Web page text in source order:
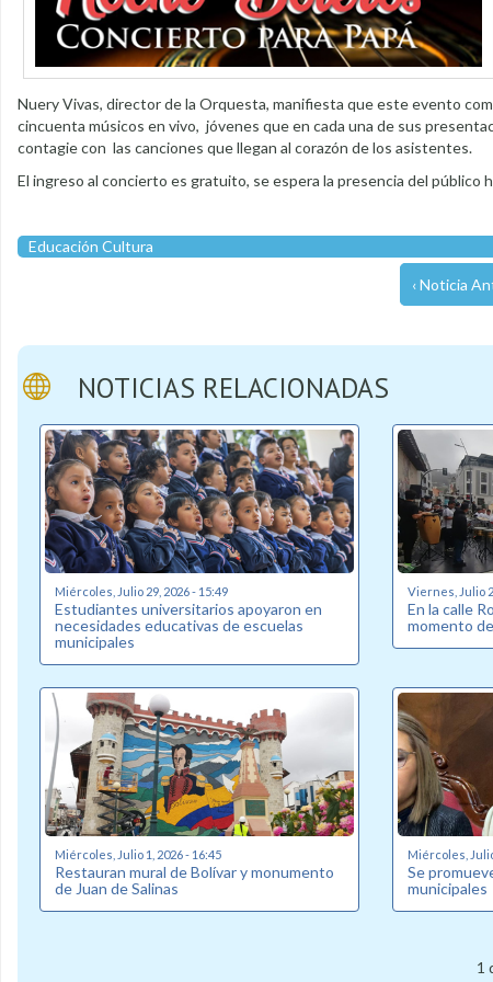
Nuery Vivas, director de la Orquesta, manifiesta que este evento
cincuenta músicos en vivo, jóvenes que en cada una de sus
contagie con las canciones que llegan al corazón de los asistentes.
El ingreso al concierto es gratuito, se espera la presencia del público
Educación Cultura
‹ Noticia
NOTICIAS RELACIONADAS
Miércoles, Julio 29, 2026 - 15:49
Estudiantes universitarios apoyaron en
necesidades educativas de escuelas
municipales
Viernes, Julio
En la calle
momento
Miércoles, Julio 1, 2026 - 16:45
Restauran mural de Bolívar y monumento
de Juan de Salinas
Miércoles,
Se
municipales
1